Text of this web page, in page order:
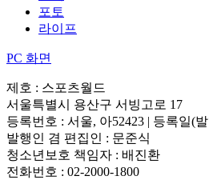
포토
라이프
PC 화면
제호 : 스포츠월드
서울특별시 용산구 서빙고로 17
등록번호 : 서울, 아52423 | 등록일(
발행인 겸 편집인 : 문준식
청소년보호 책임자 : 배진환
전화번호 : 02-2000-1800